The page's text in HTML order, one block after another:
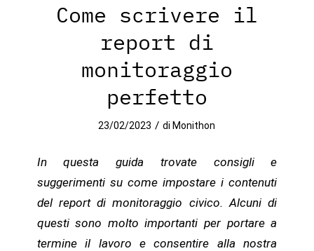
Come scrivere il
report di
monitoraggio
perfetto
23/02/2023 / di Monithon
In questa guida trovate consigli e
suggerimenti su come impostare i contenuti
del report di monitoraggio civico. Alcuni di
questi sono molto importanti per portare a
termine il lavoro e consentire alla nostra